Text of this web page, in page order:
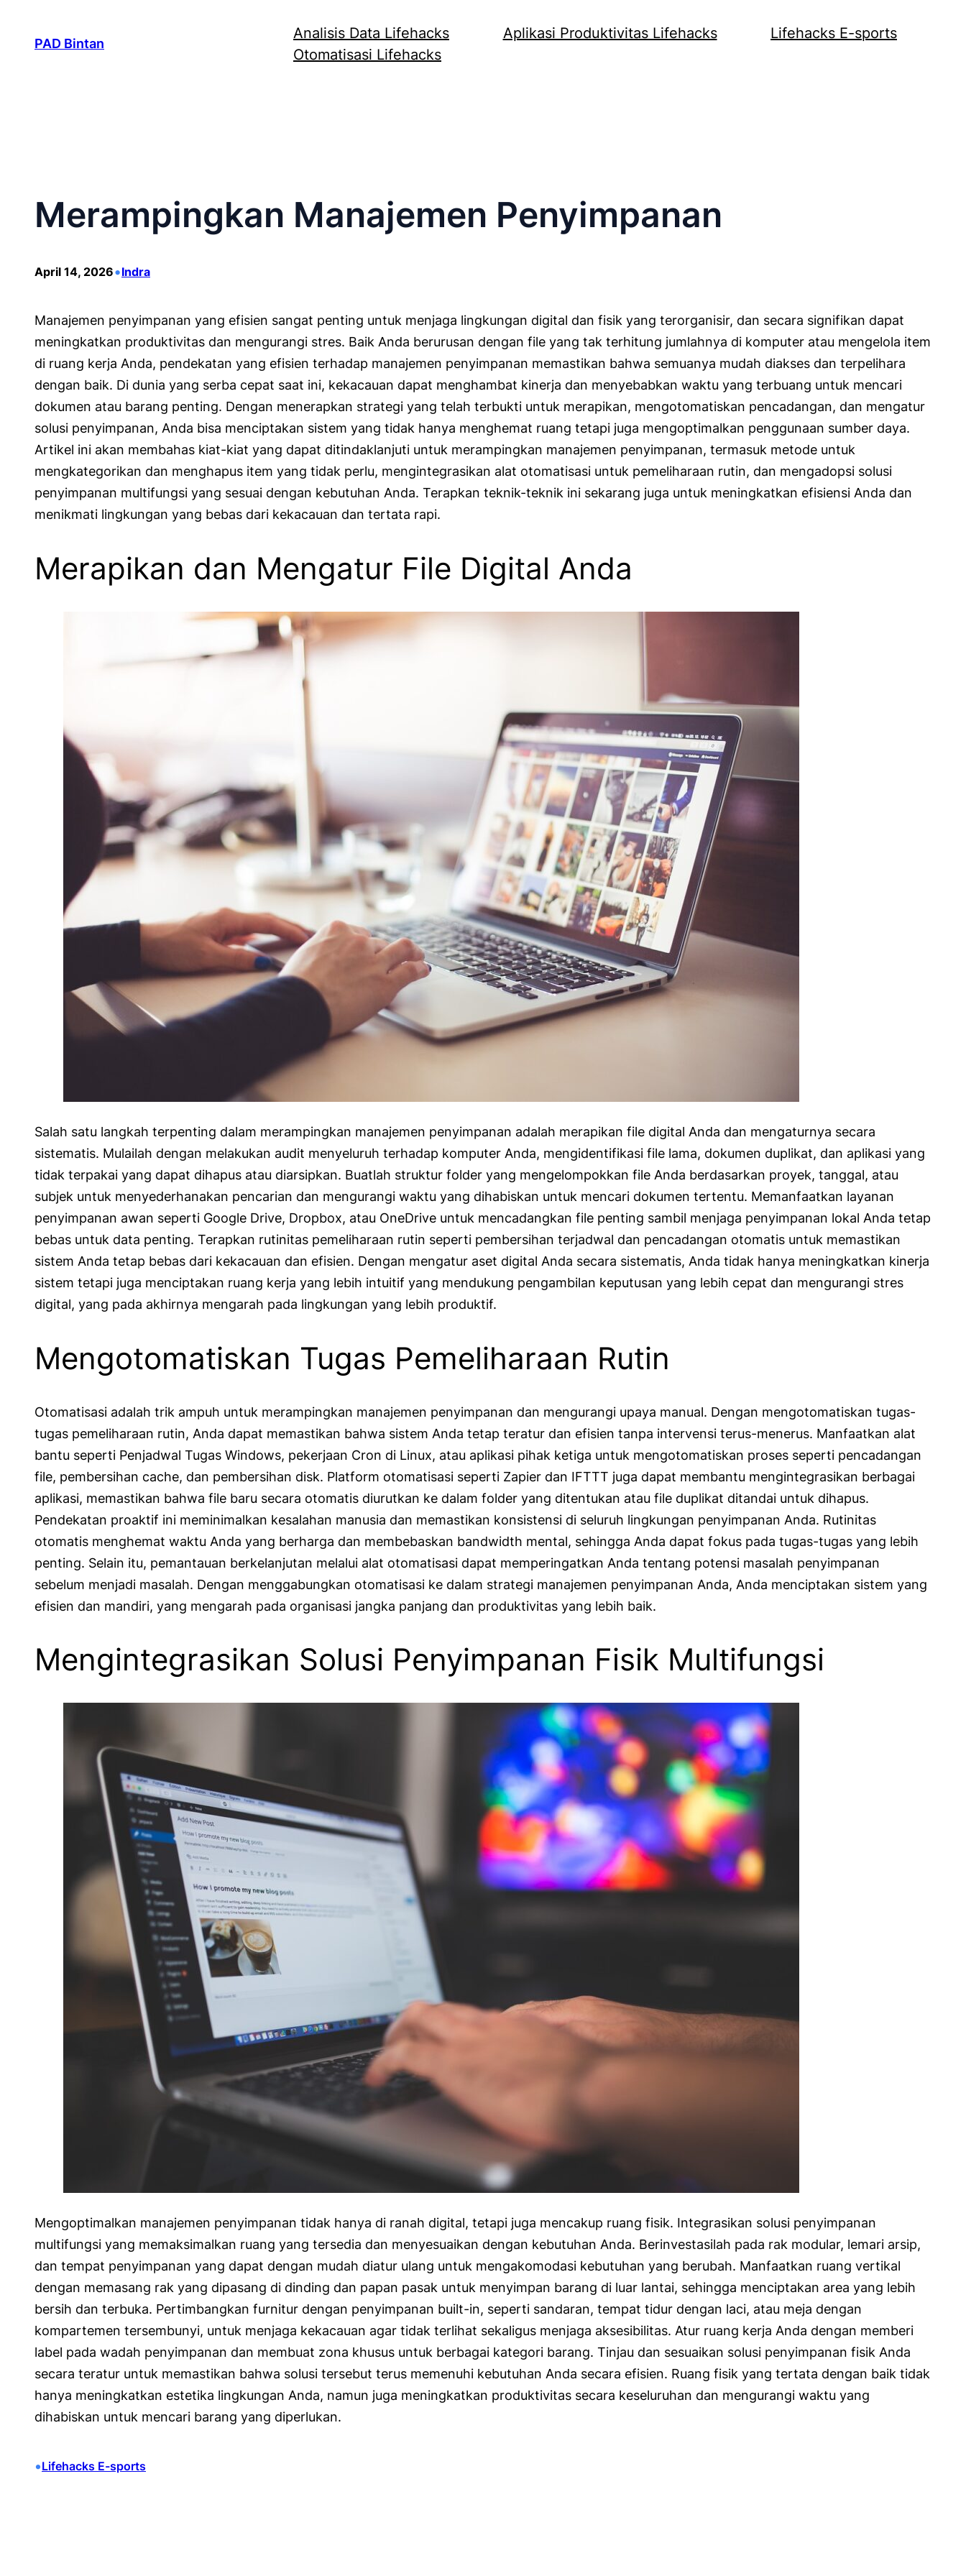
PAD Bintan
Analisis Data Lifehacks Aplikasi Produktivitas Lifehacks
Lifehacks E-sports
Otomatisasi Lifehacks
Merampingkan Manajemen Penyimpanan
April 14, 2026•Indra
Manajemen penyimpanan yang efisien sangat penting untuk menjaga lingkungan digital dan fisik yang terorganisir, dan secara signifikan dapat
meningkatkan produktivitas dan mengurangi stres. Baik Anda berurusan dengan file yang tak terhitung jumlahnya di komputer atau mengelola item
di ruang kerja Anda, pendekatan yang efisien terhadap manajemen penyimpanan memastikan bahwa semuanya mudah diakses dan terpelihara
dengan baik. Di dunia yang serba cepat saat ini, kekacauan dapat menghambat kinerja dan menyebabkan waktu yang terbuang untuk mencari
dokumen atau barang penting. Dengan menerapkan strategi yang telah terbukti untuk merapikan, mengotomatiskan pencadangan, dan mengatur
solusi penyimpanan, Anda bisa menciptakan sistem yang tidak hanya menghemat ruang tetapi juga mengoptimalkan penggunaan sumber daya.
Artikel ini akan membahas kiat-kiat yang dapat ditindaklanjuti untuk merampingkan manajemen penyimpanan, termasuk metode untuk
mengkategorikan dan menghapus item yang tidak perlu, mengintegrasikan alat otomatisasi untuk pemeliharaan rutin, dan mengadopsi solusi
penyimpanan multifungsi yang sesuai dengan kebutuhan Anda. Terapkan teknik-teknik ini sekarang juga untuk meningkatkan efisiensi Anda dan
menikmati lingkungan yang bebas dari kekacauan dan tertata rapi.
Merapikan dan Mengatur File Digital Anda
Salah satu langkah terpenting dalam merampingkan manajemen penyimpanan adalah merapikan file digital Anda dan mengaturnya secara
sistematis. Mulailah dengan melakukan audit menyeluruh terhadap komputer Anda, mengidentifikasi file lama, dokumen duplikat, dan aplikasi yang
tidak terpakai yang dapat dihapus atau diarsipkan. Buatlah struktur folder yang mengelompokkan file Anda berdasarkan proyek, tanggal, atau
subjek untuk menyederhanakan pencarian dan mengurangi waktu yang dihabiskan untuk mencari dokumen tertentu. Memanfaatkan layanan
penyimpanan awan seperti Google Drive, Dropbox, atau OneDrive untuk mencadangkan file penting sambil menjaga penyimpanan lokal Anda tetap
bebas untuk data penting. Terapkan rutinitas pemeliharaan rutin seperti pembersihan terjadwal dan pencadangan otomatis untuk memastikan
sistem Anda tetap bebas dari kekacauan dan efisien. Dengan mengatur aset digital Anda secara sistematis, Anda tidak hanya meningkatkan kinerja
sistem tetapi juga menciptakan ruang kerja yang lebih intuitif yang mendukung pengambilan keputusan yang lebih cepat dan mengurangi stres
digital, yang pada akhirnya mengarah pada lingkungan yang lebih produktif.
Mengotomatiskan Tugas Pemeliharaan Rutin
Otomatisasi adalah trik ampuh untuk merampingkan manajemen penyimpanan dan mengurangi upaya manual. Dengan mengotomatiskan tugas-
tugas pemeliharaan rutin, Anda dapat memastikan bahwa sistem Anda tetap teratur dan efisien tanpa intervensi terus-menerus. Manfaatkan alat
bantu seperti Penjadwal Tugas Windows, pekerjaan Cron di Linux, atau aplikasi pihak ketiga untuk mengotomatiskan proses seperti pencadangan
file, pembersihan cache, dan pembersihan disk. Platform otomatisasi seperti Zapier dan IFTTT juga dapat membantu mengintegrasikan berbagai
aplikasi, memastikan bahwa file baru secara otomatis diurutkan ke dalam folder yang ditentukan atau file duplikat ditandai untuk dihapus.
Pendekatan proaktif ini meminimalkan kesalahan manusia dan memastikan konsistensi di seluruh lingkungan penyimpanan Anda. Rutinitas
otomatis menghemat waktu Anda yang berharga dan membebaskan bandwidth mental, sehingga Anda dapat fokus pada tugas-tugas yang lebih
penting. Selain itu, pemantauan berkelanjutan melalui alat otomatisasi dapat memperingatkan Anda tentang potensi masalah penyimpanan
sebelum menjadi masalah. Dengan menggabungkan otomatisasi ke dalam strategi manajemen penyimpanan Anda, Anda menciptakan sistem yang
efisien dan mandiri, yang mengarah pada organisasi jangka panjang dan produktivitas yang lebih baik.
Mengintegrasikan Solusi Penyimpanan Fisik Multifungsi
Mengoptimalkan manajemen penyimpanan tidak hanya di ranah digital, tetapi juga mencakup ruang fisik. Integrasikan solusi penyimpanan
multifungsi yang memaksimalkan ruang yang tersedia dan menyesuaikan dengan kebutuhan Anda. Berinvestasilah pada rak modular, lemari arsip,
dan tempat penyimpanan yang dapat dengan mudah diatur ulang untuk mengakomodasi kebutuhan yang berubah. Manfaatkan ruang vertikal
dengan memasang rak yang dipasang di dinding dan papan pasak untuk menyimpan barang di luar lantai, sehingga menciptakan area yang lebih
bersih dan terbuka. Pertimbangkan furnitur dengan penyimpanan built-in, seperti sandaran, tempat tidur dengan laci, atau meja dengan
kompartemen tersembunyi, untuk menjaga kekacauan agar tidak terlihat sekaligus menjaga aksesibilitas. Atur ruang kerja Anda dengan memberi
label pada wadah penyimpanan dan membuat zona khusus untuk berbagai kategori barang. Tinjau dan sesuaikan solusi penyimpanan fisik Anda
secara teratur untuk memastikan bahwa solusi tersebut terus memenuhi kebutuhan Anda secara efisien. Ruang fisik yang tertata dengan baik tidak
hanya meningkatkan estetika lingkungan Anda, namun juga meningkatkan produktivitas secara keseluruhan dan mengurangi waktu yang
dihabiskan untuk mencari barang yang diperlukan.
•Lifehacks E-sports